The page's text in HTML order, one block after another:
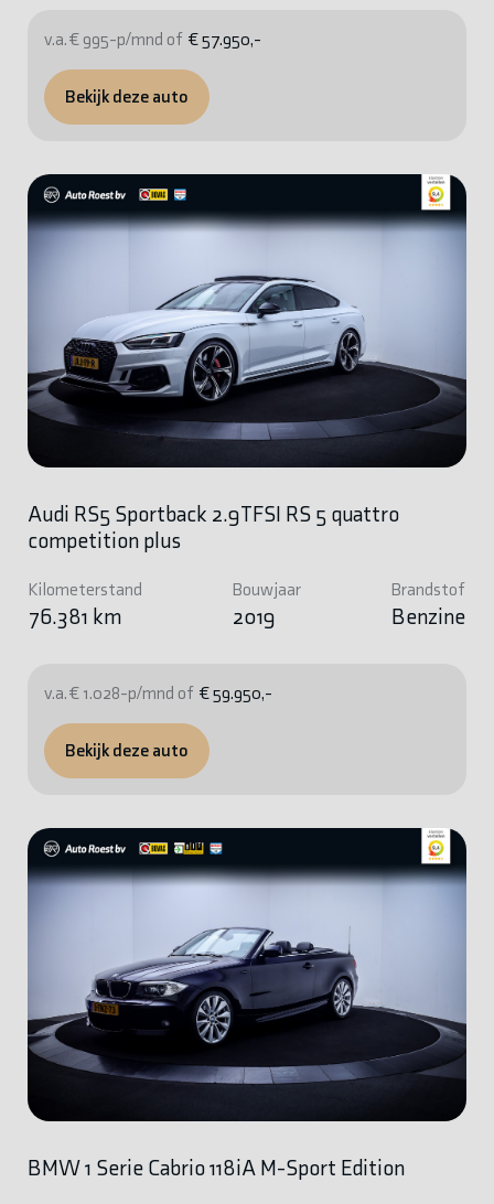
v.a. € 995-p/mnd of € 57.950,-
Bekijk deze auto
Audi RS5 Sportback 2.9TFSI RS 5 quattro
competition plus
Kilometerstand
76.381 km
Bouwjaar
2019
Brandstof
Benzine
v.a. € 1.028-p/mnd of € 59.950,-
Bekijk deze auto
BMW 1 Serie Cabrio 118iA M-Sport Edition